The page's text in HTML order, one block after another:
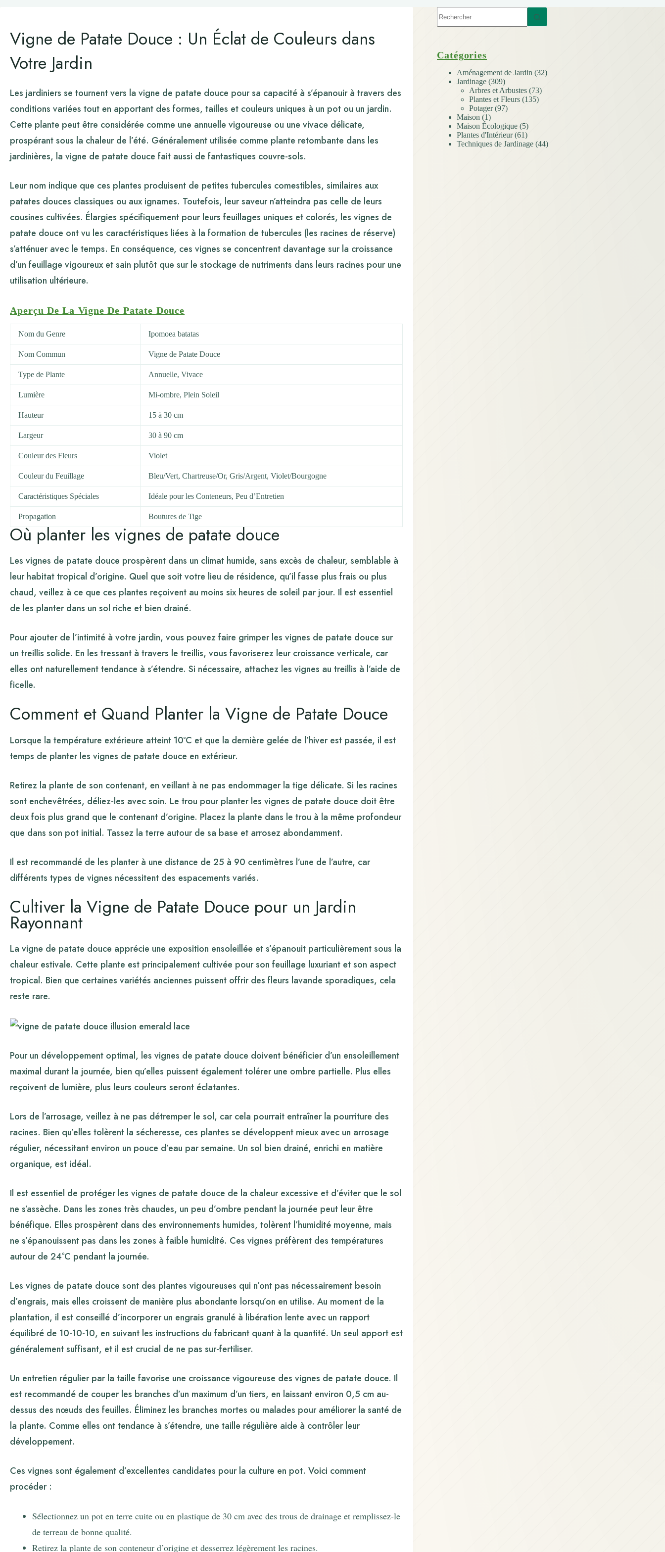
Vigne de Patate Douce : Un Éclat de Couleurs dans
Votre Jardin
Les jardiniers se tournent vers la vigne de patate douce pour sa capacité à s’épanouir à travers des
conditions variées tout en apportant des formes, tailles et couleurs uniques à un pot ou un jardin.
Cette plante peut être considérée comme une annuelle vigoureuse ou une vivace délicate,
prospérant sous la chaleur de l’été. Généralement utilisée comme plante retombante dans les
jardinières, la vigne de patate douce fait aussi de fantastiques couvre-sols.
Leur nom indique que ces plantes produisent de petites tubercules comestibles, similaires aux
patates douces classiques ou aux ignames. Toutefois, leur saveur n’atteindra pas celle de leurs
cousines cultivées. Élargies spécifiquement pour leurs feuillages uniques et colorés, les vignes de
patate douce ont vu les caractéristiques liées à la formation de tubercules (les racines de réserve)
s’atténuer avec le temps. En conséquence, ces vignes se concentrent davantage sur la croissance
d’un feuillage vigoureux et sain plutôt que sur le stockage de nutriments dans leurs racines pour une
utilisation ultérieure.
Aperçu De La Vigne De Patate Douce
Nom du Genre Ipomoea batatas
Nom Commun Vigne de Patate Douce
Type de Plante Annuelle, Vivace
Lumière Mi-ombre, Plein Soleil
Hauteur 15 à 30 cm
Largeur 30 à 90 cm
Couleur des Fleurs Violet
Couleur du Feuillage Bleu/Vert, Chartreuse/Or, Gris/Argent, Violet/Bourgogne
Caractéristiques Spéciales Idéale pour les Conteneurs, Peu d’Entretien
Propagation Boutures de Tige
Où planter les vignes de patate douce
Les vignes de patate douce prospèrent dans un climat humide, sans excès de chaleur, semblable à
leur habitat tropical d’origine. Quel que soit votre lieu de résidence, qu’il fasse plus frais ou plus
chaud, veillez à ce que ces plantes reçoivent au moins six heures de soleil par jour. Il est essentiel
de les planter dans un sol riche et bien drainé.
Pour ajouter de l’intimité à votre jardin, vous pouvez faire grimper les vignes de patate douce sur
un treillis solide. En les tressant à travers le treillis, vous favoriserez leur croissance verticale, car
elles ont naturellement tendance à s’étendre. Si nécessaire, attachez les vignes au treillis à l’aide de
ficelle.
Comment et Quand Planter la Vigne de Patate Douce
Lorsque la température extérieure atteint 10ºC et que la dernière gelée de l’hiver est passée, il est
temps de planter les vignes de patate douce en extérieur.
Retirez la plante de son contenant, en veillant à ne pas endommager la tige délicate. Si les racines
sont enchevêtrées, déliez-les avec soin. Le trou pour planter les vignes de patate douce doit être
deux fois plus grand que le contenant d’origine. Placez la plante dans le trou à la même profondeur
que dans son pot initial. Tassez la terre autour de sa base et arrosez abondamment.
Il est recommandé de les planter à une distance de 25 à 90 centimètres l’une de l’autre, car
différents types de vignes nécessitent des espacements variés.
Cultiver la Vigne de Patate Douce pour un Jardin
Rayonnant
La vigne de patate douce apprécie une exposition ensoleillée et s’épanouit particulièrement sous la
chaleur estivale. Cette plante est principalement cultivée pour son feuillage luxuriant et son aspect
tropical. Bien que certaines variétés anciennes puissent offrir des fleurs lavande sporadiques, cela
reste rare.
Pour un développement optimal, les vignes de patate douce doivent bénéficier d’un ensoleillement
maximal durant la journée, bien qu’elles puissent également tolérer une ombre partielle. Plus elles
reçoivent de lumière, plus leurs couleurs seront éclatantes.
Lors de l’arrosage, veillez à ne pas détremper le sol, car cela pourrait entraîner la pourriture des
racines. Bien qu’elles tolèrent la sécheresse, ces plantes se développent mieux avec un arrosage
régulier, nécessitant environ un pouce d’eau par semaine. Un sol bien drainé, enrichi en matière
organique, est idéal.
Il est essentiel de protéger les vignes de patate douce de la chaleur excessive et d’éviter que le sol
ne s’assèche. Dans les zones très chaudes, un peu d’ombre pendant la journée peut leur être
bénéfique. Elles prospèrent dans des environnements humides, tolèrent l’humidité moyenne, mais
ne s’épanouissent pas dans les zones à faible humidité. Ces vignes préfèrent des températures
autour de 24°C pendant la journée.
Les vignes de patate douce sont des plantes vigoureuses qui n’ont pas nécessairement besoin
d’engrais, mais elles croissent de manière plus abondante lorsqu’on en utilise. Au moment de la
plantation, il est conseillé d’incorporer un engrais granulé à libération lente avec un rapport
équilibré de 10-10-10, en suivant les instructions du fabricant quant à la quantité. Un seul apport est
généralement suffisant, et il est crucial de ne pas sur-fertiliser.
Un entretien régulier par la taille favorise une croissance vigoureuse des vignes de patate douce. Il
est recommandé de couper les branches d’un maximum d’un tiers, en laissant environ 0,5 cm au-
dessus des nœuds des feuilles. Éliminez les branches mortes ou malades pour améliorer la santé de
la plante. Comme elles ont tendance à s’étendre, une taille régulière aide à contrôler leur
développement.
Ces vignes sont également d’excellentes candidates pour la culture en pot. Voici comment
procéder :
Sélectionnez un pot en terre cuite ou en plastique de 30 cm avec des trous de drainage et remplissez-le
de terreau de bonne qualité.
Retirez la plante de son conteneur d’origine et desserrez légèrement les racines.
résultat
Catégories
Aménagement de Jardin (32)
Jardinage (309)
Arbres et Arbustes (73)
Plantes et Fleurs (135)
Potager(97)
Maison (1)
Maison Écologique (5)
Plantes d'Intérieur(61)
Techniques de Jardinage (44)